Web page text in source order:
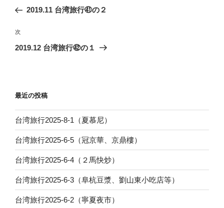
ナ
ビ
ゲ
ン
の
稿
2019.11 台湾旅行㊶の２
次
の
次
2019.12 台湾旅行㊷の１
最近の投稿
台湾旅行2025-8-1（夏慕尼）
台湾旅行2025-6-5（冠京華、京鼎樓）
台湾旅行2025-6-4（２馬快炒）
台湾旅行2025-6-3（阜杭豆漿、劉山東小吃店等）
台湾旅行2025-6-2（寧夏夜市）